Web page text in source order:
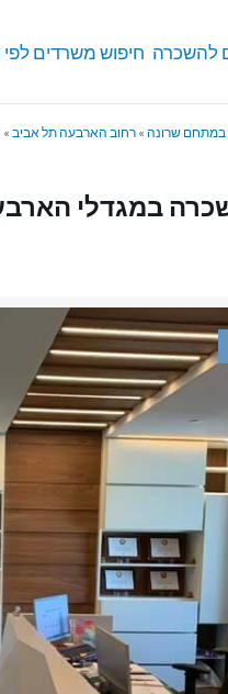
להשכרה חיפוש משרדים
שרונה » רחוב הארבעה תל אביב »
במגדלי